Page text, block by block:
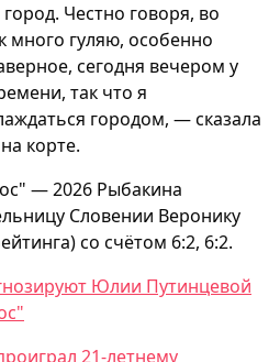
Честно говоря, во
много гуляю, особенно
сегодня вечером у
так что я
городом, — сказала
корте.
— 2026 Рыбакина
Словении Веронику
со счётом 6:2, 6:2.
Юлии Путинцевой
21-летнему